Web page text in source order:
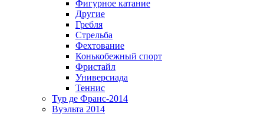
Фигурное катание
Другие
Гребля
Стрельба
Фехтование
Конькобежный спорт
Фристайл
Универсиада
Теннис
Тур де Франс-2014
Вуэльта 2014